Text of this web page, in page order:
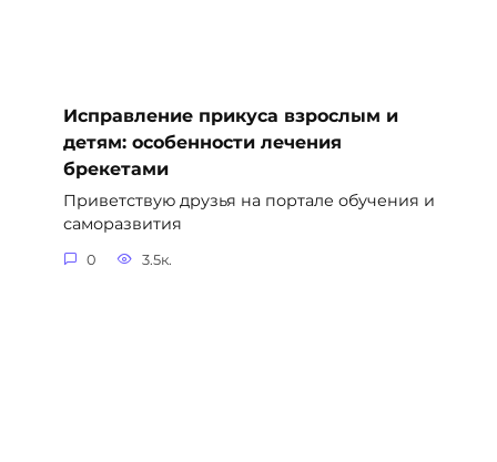
Исправление прикуса взрослым и
детям: особенности лечения
брекетами
Приветствую друзья на портале обучения и
саморазвития
0 3.5к.